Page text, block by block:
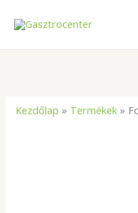
Kezdőlap » Termékek »